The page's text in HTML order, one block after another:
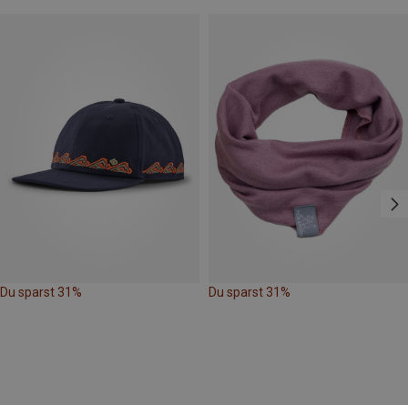
Du sparst 31% Du sparst 31%